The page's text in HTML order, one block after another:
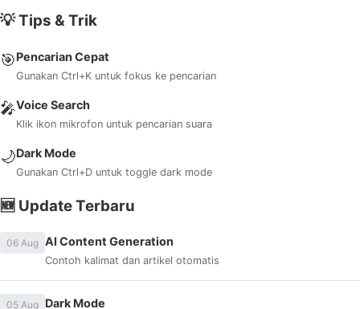
💡 Tips & Trik
🎯Pencarian Cepat
Gunakan Ctrl+K untuk fokus ke pencarian
🎤Voice Search
Klik ikon mikrofon untuk pencarian suara
🌙Dark Mode
Gunakan Ctrl+D untuk toggle dark mode
🆕 Update Terbaru
06 Aug AI Content Generation
Contoh kalimat dan artikel otomatis
05 Aug Dark Mode